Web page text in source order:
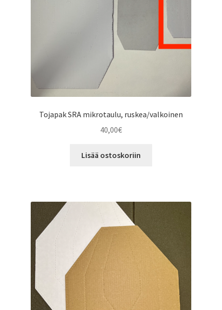
Tojapak SRA mikrotaulu, ruskea/valkoinen
40,00€
Lisää ostoskoriin